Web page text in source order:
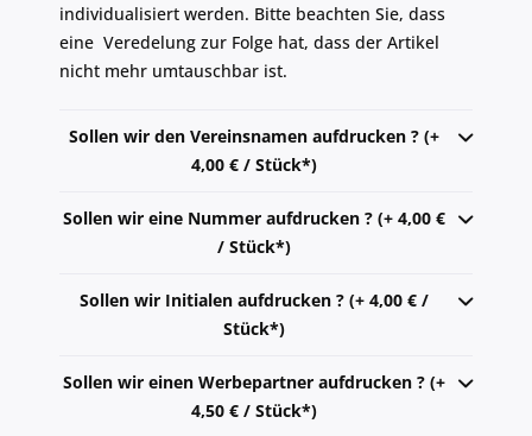
individualisiert werden. Bitte beachten Sie, dass
eine Veredelung zur Folge hat, dass der Artikel
nicht mehr umtauschbar ist.
Sollen wir den Vereinsnamen aufdrucken ? (+
4,00 € / Stück*)
Sollen wir eine Nummer aufdrucken ? (+ 4,00 €
/ Stück*)
Sollen wir Initialen aufdrucken ? (+ 4,00 € /
Stück*)
Sollen wir einen Werbepartner aufdrucken ? (+
4,50 € / Stück*)